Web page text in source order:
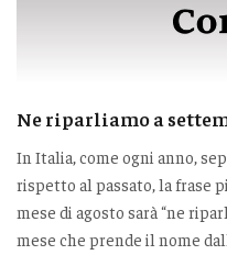
Ne riparliamo a
In Italia, come ogni anno,
rispetto al passato, la frase
mese di agosto sarà “ne
mese che prende il nome